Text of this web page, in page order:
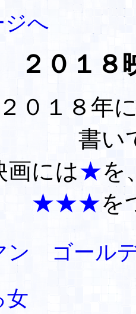
へ
２０１８
０１８年
書い
画には★を
★★★を
ン ゴー
女